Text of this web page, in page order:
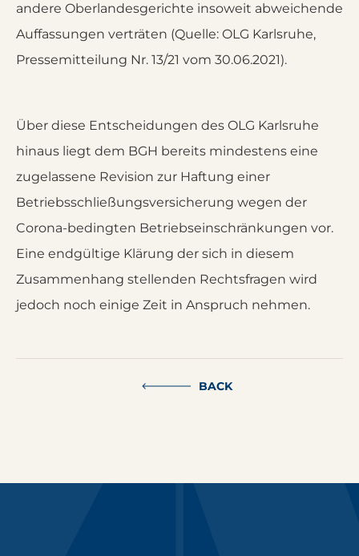
andere Oberlandesgerichte insoweit abweichende
Auffassungen verträten (Quelle: OLG Karlsruhe,
Pressemitteilung Nr. 13/21 vom 30.06.2021).
Über diese Entscheidungen des OLG Karlsruhe
hinaus liegt dem BGH bereits mindestens eine
zugelassene Revision zur Haftung einer
Betriebsschließungsversicherung wegen der
Corona-bedingten Betriebseinschränkungen vor.
Eine endgültige Klärung der sich in diesem
Zusammenhang stellenden Rechtsfragen wird
jedoch noch einige Zeit in Anspruch nehmen.
BACK